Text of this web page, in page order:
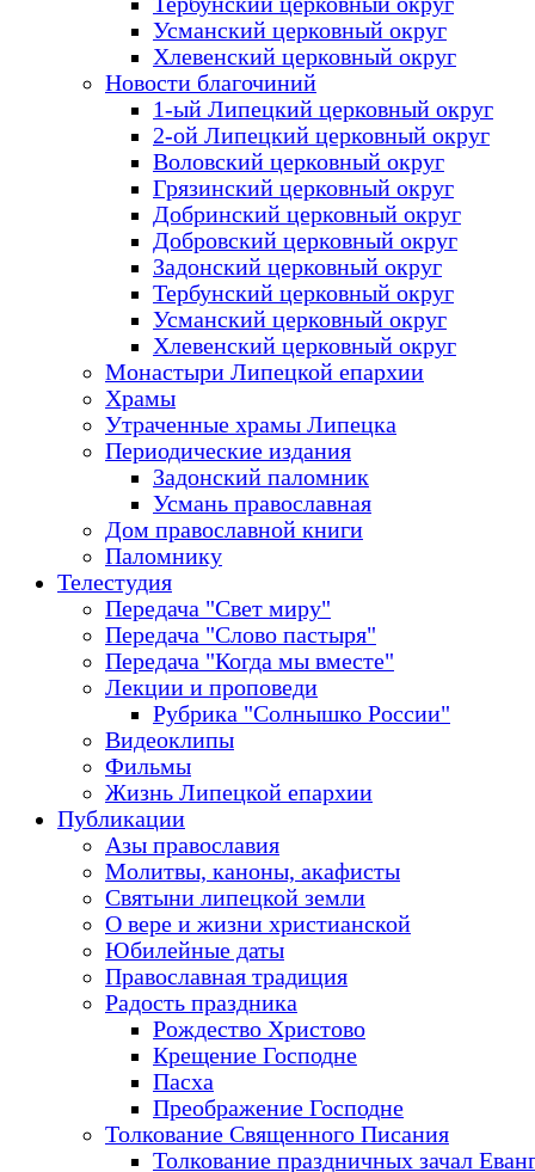
Усманский церковный округ
Хлевенский церковный округ
Новости благочиний
1-ый Липецкий церковный округ
2-ой Липецкий церковный округ
Воловский церковный округ
Грязинский церковный округ
Добринский церковный округ
Добровский церковный округ
Задонский церковный округ
Тербунский церковный округ
Усманский церковный округ
Хлевенский церковный округ
Монастыри Липецкой епархии
Храмы
Утраченные храмы Липецка
Периодические издания
Задонский паломник
Усмань православная
Дом православной книги
Паломнику
Телестудия
Передача "Свет миру"
Передача "Слово пастыря"
Передача "Когда мы вместе"
Лекции и проповеди
Рубрика "Солнышко России"
Видеоклипы
Фильмы
Жизнь Липецкой епархии
Публикации
Азы православия
Молитвы, каноны, акафисты
Святыни липецкой земли
О вере и жизни христианской
Юбилейные даты
Православная традиция
Радость праздника
Рождество Христово
Крещение Господне
Пасха
Преображение Господне
Толкование Священного Писания
Толкование праздничных зачал